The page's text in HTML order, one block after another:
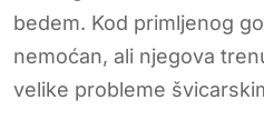
bedem. Kod primljenog
nemoćan, ali njegova
velike probleme